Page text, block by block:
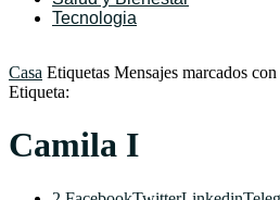
Tecnologia
Casa Etiquetas Mensajes marcados
Etiqueta:
Camila I